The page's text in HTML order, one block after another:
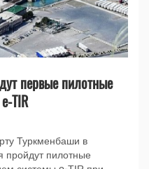
первые пилотные
TIR
Туркменбаши в
пройдут пилотные